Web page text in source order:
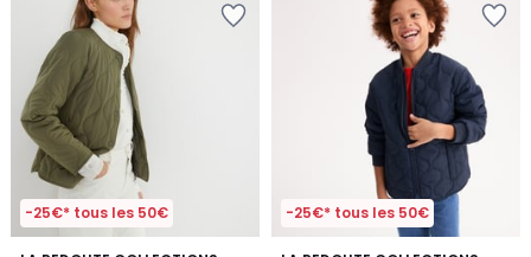
-25€* tous les 50€ -25€* tous les 50€